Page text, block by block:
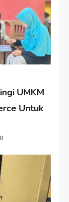
UMKM
Untuk
0